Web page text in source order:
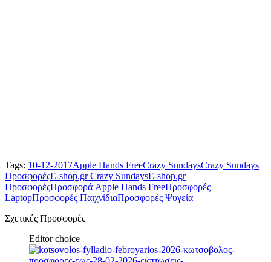
Tags: 10-12-2017Apple Hands FreeCrazy SundaysCrazy Sundays
ΠροσφορέςE-shop.gr Crazy SundaysE-shop.gr
ΠροσφορέςΠροσφορά Apple Hands FreeΠροσφορές
LaptopΠροσφορές ΠαιχνίδιαΠροσφορές Ψυγεία
Σχετικές Προσφορές
Editor choice